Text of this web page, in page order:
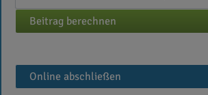
Beitrag berechnen
Online abschließen